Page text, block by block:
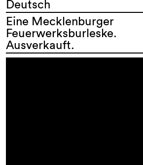
Deutsch
Eine Mecklenburger
Feuerwerksburleske.
Ausverkauft.